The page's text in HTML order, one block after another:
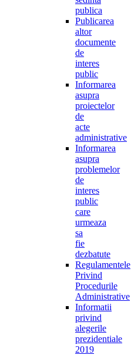
publica
Publicarea
altor
documente
de
interes
public
Informarea
asupra
proiectelor
de
acte
administrative
Informarea
asupra
problemelor
de
interes
public
care
urmeaza
sa
fie
dezbatute
Regulamentele
Privind
Procedurile
Administrative
Informatii
privind
alegerile
prezidentiale
2019